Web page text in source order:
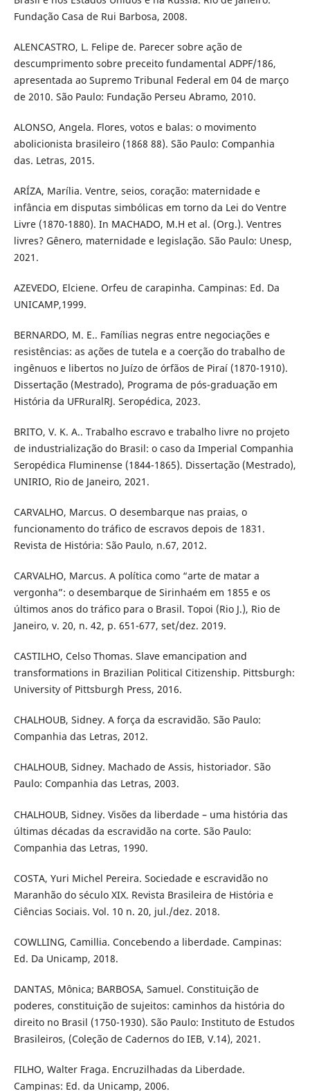
Fundação Casa de Rui Barbosa, 2008.
ALENCASTRO, L. Felipe de. Parecer sobre ação de
descumprimento sobre preceito fundamental ADPF/186,
apresentada ao Supremo Tribunal Federal em 04 de março
de 2010. São Paulo: Fundação Perseu Abramo, 2010.
ALONSO, Angela. Flores, votos e balas: o movimento
abolicionista brasileiro (1868 88). São Paulo: Companhia
das. Letras, 2015.
ARÍZA, Marília. Ventre, seios, coração: maternidade e
infância em disputas simbólicas em torno da Lei do Ventre
Livre (1870-1880). In MACHADO, M.H et al. (Org.). Ventres
livres? Gênero, maternidade e legislação. São Paulo: Unesp,
2021.
AZEVEDO, Elciene. Orfeu de carapinha. Campinas: Ed. Da
UNICAMP,1999.
BERNARDO, M. E.. Famílias negras entre negociações e
resistências: as ações de tutela e a coerção do trabalho de
ingênuos e libertos no Juízo de órfãos de Piraí (1870-1910).
Dissertação (Mestrado), Programa de pós-graduação em
História da UFRuralRJ. Seropédica, 2023.
BRITO, V. K. A.. Trabalho escravo e trabalho livre no projeto
de industrialização do Brasil: o caso da Imperial Companhia
Seropédica Fluminense (1844-1865). Dissertação (Mestrado),
UNIRIO, Rio de Janeiro, 2021.
CARVALHO, Marcus. O desembarque nas praias, o
funcionamento do tráfico de escravos depois de 1831.
Revista de História: São Paulo, n.67, 2012.
CARVALHO, Marcus. A política como “arte de matar a
vergonha”: o desembarque de Sirinhaém em 1855 e os
últimos anos do tráfico para o Brasil. Topoi (Rio J.), Rio de
Janeiro, v. 20, n. 42, p. 651-677, set/dez. 2019.
CASTILHO, Celso Thomas. Slave emancipation and
transformations in Brazilian Political Citizenship. Pittsburgh:
University of Pittsburgh Press, 2016.
CHALHOUB, Sidney. A força da escravidão. São Paulo:
Companhia das Letras, 2012.
CHALHOUB, Sidney. Machado de Assis, historiador. São
Paulo: Companhia das Letras, 2003.
CHALHOUB, Sidney. Visões da liberdade – uma história das
últimas décadas da escravidão na corte. São Paulo:
Companhia das Letras, 1990.
COSTA, Yuri Michel Pereira. Sociedade e escravidão no
Maranhão do século XIX. Revista Brasileira de História e
Ciências Sociais. Vol. 10 n. 20, jul./dez. 2018.
COWLLING, Camillia. Concebendo a liberdade. Campinas:
Ed. Da Unicamp, 2018.
DANTAS, Mônica; BARBOSA, Samuel. Constituição de
poderes, constituição de sujeitos: caminhos da história do
direito no Brasil (1750-1930). São Paulo: Instituto de Estudos
Brasileiros, (Coleção de Cadernos do IEB, V.14), 2021.
FILHO, Walter Fraga. Encruzilhadas da Liberdade.
Campinas: Ed. da Unicamp, 2006.